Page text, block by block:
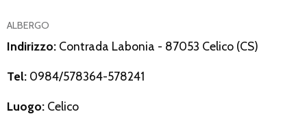
ALBERGO
Indirizzo: Contrada Labonia - 87053 Celico (CS)
Tel: 0984/578364-578241
Luogo: Celico